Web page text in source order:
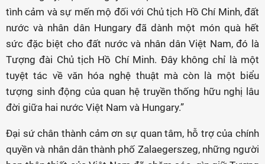
tình cảm và sự mến mộ đối với Chủ tịch Hồ Chí Minh, đất
nước và nhân dân Hungary đã dành một món quà hết
sức đặc biệt cho đất nước và nhân dân Việt Nam, đó là
Tượng đài Chủ tịch Hồ Chí Minh. Đây không chỉ là một
tuyệt tác về văn hóa nghệ thuật mà còn là một biểu
tượng sinh động của quan hệ truyền thống hữu nghị lâu
đời giữa hai nước Việt Nam và Hungary.”
Đại sứ chân thành cảm ơn sự quan tâm, hỗ trợ của chính
quyền và nhân dân thành phố Zalaegerszeg, những người